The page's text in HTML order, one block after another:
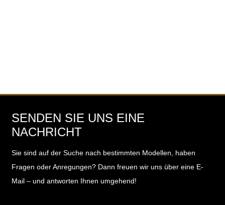
SENDEN SIE UNS EINE
NACHRICHT
Sie sind auf der Suche nach bestimmten Modellen, haben
Fragen oder Anregungen? Dann freuen wir uns über eine E-
Mail – und antworten Ihnen umgehend!